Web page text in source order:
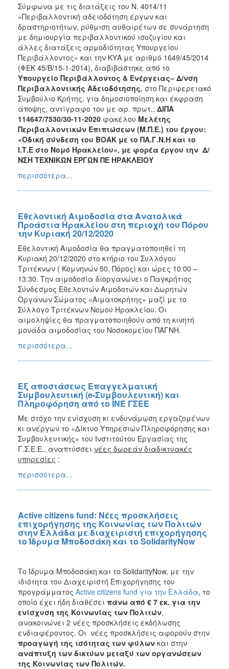
Σύμφωνα με τις διατάξεις του Ν. 4014/11
«Περιβαλλοντική αδειοδότηση έργων και
δραστηριοτήτων, ρύθμιση αυθαιρέτων σε συνάρτηση
με δημιουργία περιβαλλοντικού ισοζυγίου και
άλλες διατάξεις αρμοδιότητας Υπουργείου
Περιβάλλοντος» και την ΚΥΑ με αριθμό 1649/45/2014
(ΦΕΚ 45/Β/15-1-2014), διαβιβάστηκε από το
Υπουργείο Περιβάλλοντος & Ενέργειας– Δ/νση
Περιβαλλοντικής Αδειοδότησης, στο Περιφερειακό
Συμβούλιο Κρήτης, για δημοσιοποίηση και έκφραση
άποψης, αντίγραφο του με αρ. πρωτ.: ΔΙΠΑ
114647/7530/30-11-2020 φακέλου Μελέτης
Περιβαλλοντικών Επιπτώσεων (Μ.Π.Ε.) του έργου:
«Οδική σύνδεση του ΒΟΑΚ με το ΠΑ.Γ.Ν.Η και το
Ι.Τ.Ε στο Νομό Ηρακλείου», με φορέα έργου την Δ/
ΝΣΗ ΤΕΧΝΙΚΩΝ ΕΡΓΩΝ ΠΕ ΗΡΑΚΛΕΙΟΥ
περισσότερα...
Εθελοντική Αιμοδοσία στα Ανατολικά
Προάστια Ηρακλείου στη περιοχή του Πόρου
την Κυριακή 20/12/2020
Εθελοντική Αιμοδοσία θα πραγματοποιηθεί τη
Κυριακή 20/12/2020 στο κτήριο του Συλλόγου
Τριτέκνων ( Κομνηνών 50, Πόρος) και ώρες 10:00 –
13:30. Την αιμοδοσία διοργανώνει ο Παγκρήτιος
Σύνδεσμος Εθελοντών Αιμοδοτών και Δωρητών
Οργάνων Σώματος «Αιματοκρήτης» μαζί με το
Σύλλογο Τριτέκνων Νομού Ηρακλείου. Οι
αιμοληψίες θα πραγματοποιηθούν από τη κινητή
μονάδα αιμοδοσίας του Νοσοκομείου ΠΑΓΝΗ.
περισσότερα...
Εξ αποστάσεως Επαγγελματική
Συμβουλευτική (e-Συμβουλευτική) και
Πληροφόρηση από το ΙΝΕ ΓΣΕΕ
Με στόχο την ενίσχυση κι ενδυνάμωση εργαζομένων
κι ανέργων το «Δίκτυο Υπηρεσιών Πληροφόρησης και
Συμβουλευτικής» του Ινστιτούτου Εργασίας της
Γ.Σ.Ε.Ε., αναπτύσσει νέες δωρεάν διαδικτυακές
υπηρεσίες :
περισσότερα...
Active citizens fund: Νέες προσκλήσεις
επιχορήγησης της Κοινωνίας των Πολιτών
στην Ελλάδα με διαχειριστή επιχορήγησης
το Ίδρυμα Μποδοσάκη και το SolidarityNow
Το Ίδρυμα Μποδοσάκη και το SolidarityNow, με την
ιδιότητα του Διαχειριστή Επιχορήγησης του
προγράμματος Active citizens fund για την Ελλάδα, το
οποίο έχει ήδη διαθέσει πάνω από € 7 εκ. για την
ενίσχυση της Κοινωνίας των Πολιτών,
ανακοινώνει 2 νέες προσκλήσεις εκδήλωσης
ενδιαφέροντος. Οι νέες προσκλήσεις αφορούν στην
προαγωγή της ισότητας των φύλων και στην
ανάπτυξη των δικτύων μεταξύ των οργανώσεων
της Κοινωνίας των Πολιτών.